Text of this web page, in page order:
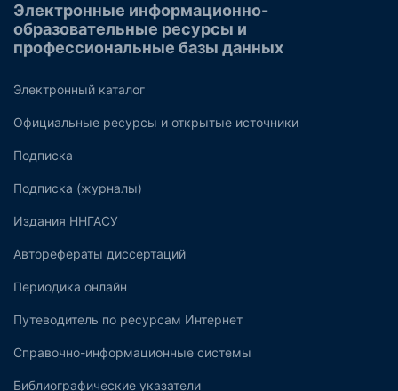
Электронные информационно-
образовательные ресурсы и
профессиональные базы данных
Электронный каталог
Официальные ресурсы и открытые источники
Подписка
Подписка (журналы)
Издания ННГАСУ
Авторефераты диссертаций
Периодика онлайн
Путеводитель по ресурсам Интернет
Справочно-информационные системы
Библиографические указатели